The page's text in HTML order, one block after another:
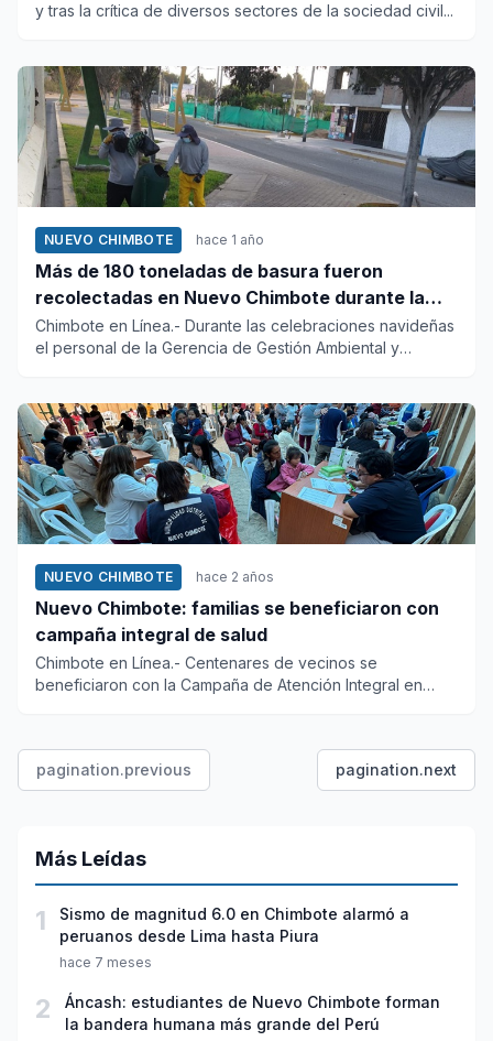
y tras la crítica de diversos sectores de la sociedad civil...
NUEVO CHIMBOTE hace 1 año
Más de 180 toneladas de basura fueron
recolectadas en Nuevo Chimbote durante la
navidad
Chimbote en Línea.- Durante las celebraciones navideñas
el personal de la Gerencia de Gestión Ambiental y
NUEVO CHIMBOTE hace 2 años
Nuevo Chimbote: familias se beneficiaron con
campaña integral de salud
Chimbote en Línea.- Centenares de vecinos se
beneficiaron con la Campaña de Atención Integral en
pagination.previous pagination.next
Más Leídas
1
Sismo de magnitud 6.0 en Chimbote alarmó a
peruanos desde Lima hasta Piura
hace 7 meses
2
Áncash: estudiantes de Nuevo Chimbote forman
la bandera humana más grande del Perú